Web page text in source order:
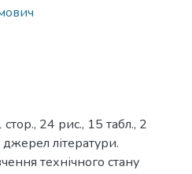
24 рис., 15 табл., 2
літератури.
технічного стану